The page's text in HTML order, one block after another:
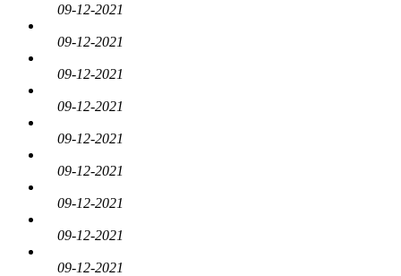
09-12-2021
09-12-2021
09-12-2021
09-12-2021
09-12-2021
09-12-2021
09-12-2021
09-12-2021
09-12-2021